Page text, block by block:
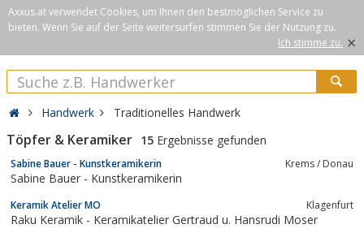
Axxus.at verwendet Cookies, um Ihnen den bestmöglichen Service zu
bieten. Wenn Sie auf der Seite weitersurfen stimmen Sie der Nutzung zu.
Ich stimme zu. ×
Handwerk Traditionelles Handwerk
Töpfer & Keramiker 15 Ergebnisse gefunden
Sabine Bauer - Kunstkeramikerin Krems / Donau
Sabine Bauer - Kunstkeramikerin
Keramik Atelier MO Klagenfurt
Raku Keramik - Keramikatelier Gertraud u. Hansrudi Moser